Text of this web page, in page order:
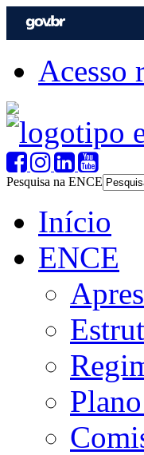
Acesso
Pesquisa na ENCE
Início
ENCE